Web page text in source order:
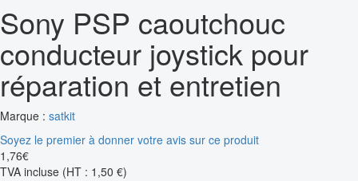
Sony PSP caoutchouc
conducteur joystick pour
réparation et entretien
Marque : satkit
Soyez le premier à donner votre avis sur ce produit
1 ,76€
TVA incluse (HT : 1,50 €)